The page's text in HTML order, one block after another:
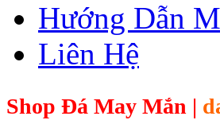
Hướng Dẫn
Liên Hệ
Shop Đá May Mắn |